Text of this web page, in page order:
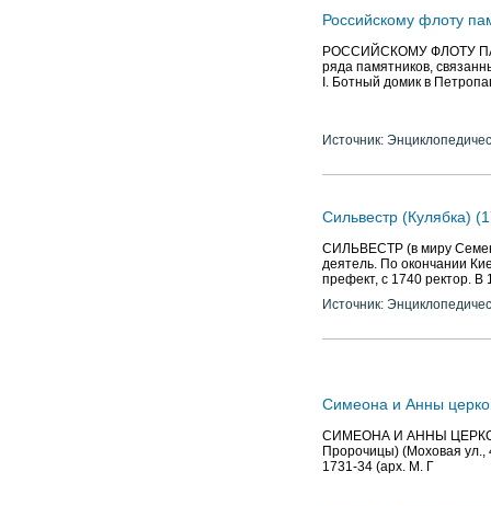
Российскому флоту
РОССИЙСКОМУ ФЛОТУ
ряда памятников,
I. Ботный домик в
Источник:
Сильвестр (Кулябка)
СИЛЬВЕСТР (в миру
деятель. По окончании
префект, с 1740 ректор.
Источник:
Симеона и Анны
СИМЕОНА И АННЫ
Пророчицы) (Моховая ул.,
1731-34 (арх. М. Г